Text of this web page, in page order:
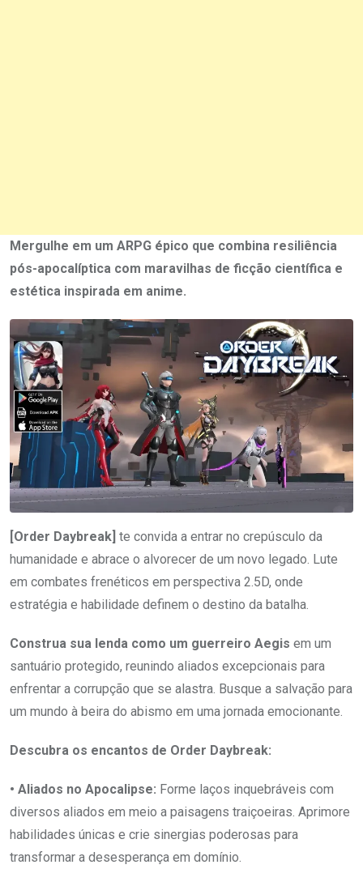
Mergulhe em um ARPG épico que combina resiliência
pós-apocalíptica com maravilhas de ficção científica e
estética inspirada em anime.
[Order Daybreak] te convida a entrar no crepúsculo da
humanidade e abrace o alvorecer de um novo legado. Lute
em combates frenéticos em perspectiva 2.5D, onde
estratégia e habilidade definem o destino da batalha.
Construa sua lenda como um guerreiro Aegis em um
santuário protegido, reunindo aliados excepcionais para
enfrentar a corrupção que se alastra. Busque a salvação para
um mundo à beira do abismo em uma jornada emocionante.
Descubra os encantos de Order Daybreak:
• Aliados no Apocalipse: Forme laços inquebráveis com
diversos aliados em meio a paisagens traiçoeiras. Aprimore
habilidades únicas e crie sinergias poderosas para
transformar a desesperança em domínio.